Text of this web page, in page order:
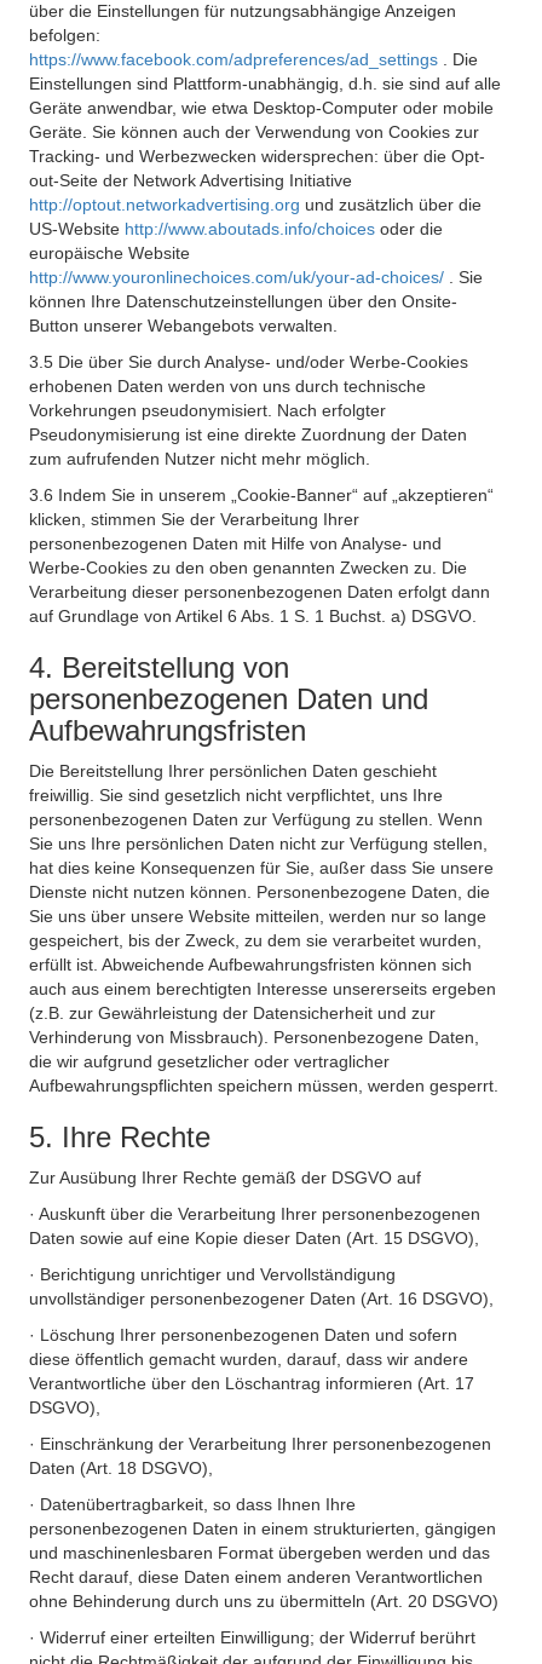
über die Einstellungen für nutzungsabhängige Anzeigen
befolgen:
https://www.facebook.com/adpreferences/ad_settings
. Die
Einstellungen sind Plattform-unabhängig, d.h. sie sind auf alle
Geräte anwendbar, wie etwa Desktop-Computer oder mobile
Geräte. Sie können auch der Verwendung von Cookies zur
Tracking- und Werbezwecken widersprechen: über die Opt-
out-Seite der Network Advertising Initiative
http://optout.networkadvertising.org und zusätzlich über die
US-Website http://www.aboutads.info/choices oder die
europäische Website
http://www.youronlinechoices.com/uk/your-ad-choices/
. Sie
können Ihre Datenschutzeinstellungen über den Onsite-
Button unserer Webangebots verwalten.
3.5 Die über Sie durch Analyse- und/oder Werbe-Cookies
erhobenen Daten werden von uns durch technische
Vorkehrungen pseudonymisiert. Nach erfolgter
Pseudonymisierung ist eine direkte Zuordnung der Daten
zum aufrufenden Nutzer nicht mehr möglich.
3.6 Indem Sie in unserem „Cookie-Banner“ auf „akzeptieren“
klicken, stimmen Sie der Verarbeitung Ihrer
personenbezogenen Daten mit Hilfe von Analyse- und
Werbe-Cookies zu den oben genannten Zwecken zu. Die
Verarbeitung dieser personenbezogenen Daten erfolgt dann
auf Grundlage von Artikel 6 Abs. 1 S. 1 Buchst. a) DSGVO.
4. Bereitstellung von
personenbezogenen Daten und
Aufbewahrungsfristen
Die Bereitstellung Ihrer persönlichen Daten geschieht
freiwillig. Sie sind gesetzlich nicht verpflichtet, uns Ihre
personenbezogenen Daten zur Verfügung zu stellen. Wenn
Sie uns Ihre persönlichen Daten nicht zur Verfügung stellen,
hat dies keine Konsequenzen für Sie, außer dass Sie unsere
Dienste nicht nutzen können. Personenbezogene Daten, die
Sie uns über unsere Website mitteilen, werden nur so lange
gespeichert, bis der Zweck, zu dem sie verarbeitet wurden,
erfüllt ist. Abweichende Aufbewahrungsfristen können sich
auch aus einem berechtigten Interesse unsererseits ergeben
(z.B. zur Gewährleistung der Datensicherheit und zur
Verhinderung von Missbrauch). Personenbezogene Daten,
die wir aufgrund gesetzlicher oder vertraglicher
Aufbewahrungspflichten speichern müssen, werden gesperrt.
5. Ihre Rechte
Zur Ausübung Ihrer Rechte gemäß der DSGVO auf
· Auskunft über die Verarbeitung Ihrer personenbezogenen
Daten sowie auf eine Kopie dieser Daten (Art. 15 DSGVO),
· Berichtigung unrichtiger und Vervollständigung
unvollständiger personenbezogener Daten (Art. 16 DSGVO),
· Löschung Ihrer personenbezogenen Daten und sofern
diese öffentlich gemacht wurden, darauf, dass wir andere
Verantwortliche über den Löschantrag informieren (Art. 17
DSGVO),
· Einschränkung der Verarbeitung Ihrer personenbezogenen
Daten (Art. 18 DSGVO),
· Datenübertragbarkeit, so dass Ihnen Ihre
personenbezogenen Daten in einem strukturierten, gängigen
und maschinenlesbaren Format übergeben werden und das
Recht darauf, diese Daten einem anderen Verantwortlichen
ohne Behinderung durch uns zu übermitteln (Art. 20 DSGVO)
· Widerruf einer erteilten Einwilligung; der Widerruf berührt